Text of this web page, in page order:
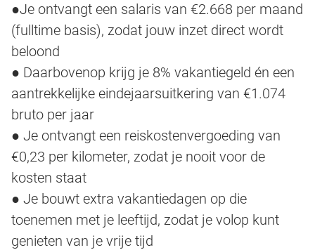
●Je ontvangt een salaris van €2.668 per maand
(fulltime basis), zodat jouw inzet direct wordt
beloond
● Daarbovenop krijg je 8% vakantiegeld én een
aantrekkelijke eindejaarsuitkering van €1.074
bruto per jaar
● Je ontvangt een reiskostenvergoeding van
€0,23 per kilometer, zodat je nooit voor de
kosten staat
● Je bouwt extra vakantiedagen op die
toenemen met je leeftijd, zodat je volop kunt
genieten van je vrije tijd